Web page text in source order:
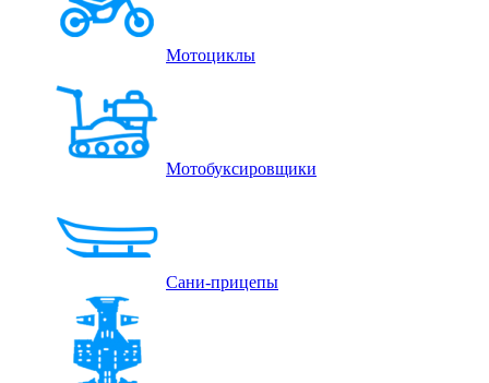
Мотоциклы
Мотобуксировщики
Сани-прицепы